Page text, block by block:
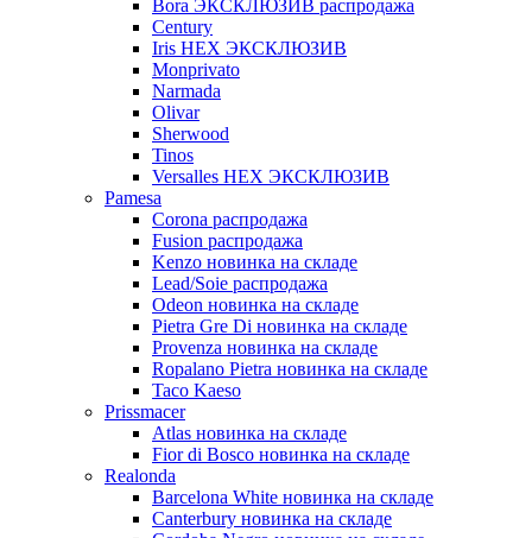
Bora ЭКСКЛЮЗИВ распродажа
Century
Iris HEX ЭКСКЛЮЗИВ
Monprivato
Narmada
Olivar
Sherwood
Tinos
Versalles HEX ЭКСКЛЮЗИВ
Pamesa
Corona распродажа
Fusion распродажа
Kenzo новинка на складе
Lead/Soie распродажа
Odeon новинка на складе
Pietra Gre Di новинка на складе
Provenza новинка на складе
Ropalano Pietra новинка на складе
Taco Kaeso
Prissmacer
Atlas новинка на складе
Fior di Bosco новинка на складе
Realonda
Barсelona White новинка на складе
Canterbury новинка на складе